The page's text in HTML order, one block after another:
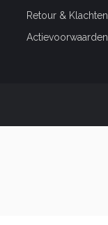
Retour & Klachten
Actievoorwaarden